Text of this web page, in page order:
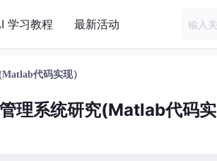
学习教程 最新活动
代码实现）
理系统研究(Matlab代码实